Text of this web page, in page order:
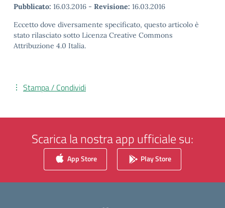
Pubblicato: 16.03.2016 - Revisione: 16.03.2016
Eccetto dove diversamente specificato, questo articolo è
stato rilasciato sotto Licenza Creative Commons
Attribuzione 4.0 Italia.
Stampa / Condividi
Scarica la nostra app ufficiale su:
App Store Play Store